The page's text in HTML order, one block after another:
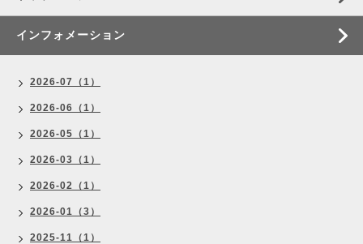
インフォメーション
2026-07（1）
2026-06（1）
2026-05（1）
2026-03（1）
2026-02（1）
2026-01（3）
2025-11（1）